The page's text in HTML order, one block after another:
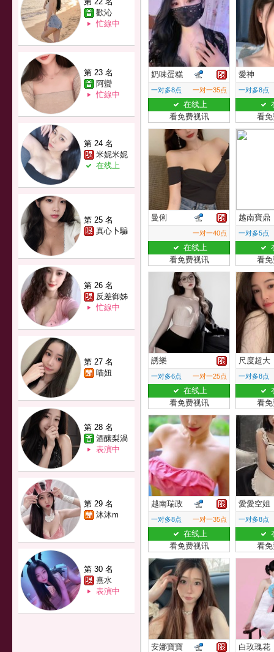
歡沁
忙線中
第 23 名
阿蠻
忙線中
第 24 名
米妮米妮
在线上
第 25 名
真心卜騙
第 26 名
反差御姊
忙線中
第 27 名
喵妞
第 28 名
酒釀梨渦
表演中
第 29 名
沐沐m
第 30 名
熹水
表演中
奶味蛋糕
一对多8点 一对一35点
在线上
看免费视讯
愛神
一对多8点
看
曼俐
一对一40点
在线上
看免费视讯
越南寶鼎
一对多5点
看
誘樂
一对多6点 一对一25点
在线上
看免费视讯
尺度超大
一对多8点
看
越南瑞政
一对多8点 一对一35点
在线上
看免费视讯
愛愛空姐
一对多8点
看
安娜寶寶 白玫瑰花